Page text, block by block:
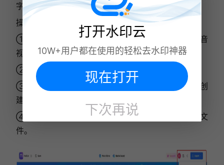
字幕制作
操作流程：
① 打开KwiCut客户端或APP，点击“上传”按钮添加音
视频文件；
② 系统自动完成转写，生成可编辑文本脚本；
③ 按需编辑文本，可高亮文本选择数字语音朗读或创
建个人语音模型；
④ 完成后下载MP3音频文件或导出带字幕的视频文
件。
打开水印云
10W+用户都在使用的轻松去水印神器
现在打开
下次再说